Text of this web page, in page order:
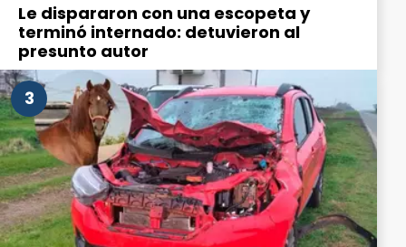
Le dispararon con una escopeta y
terminó internado: detuvieron al
presunto autor
3